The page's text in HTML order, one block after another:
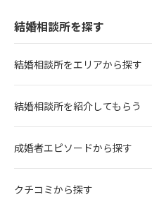
結婚相談所を探す
結婚相談所をエリアから探す
結婚相談所を紹介してもらう
成婚者エピソードから探す
クチコミから探す